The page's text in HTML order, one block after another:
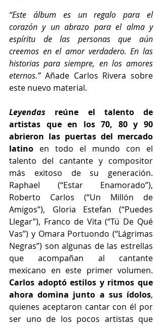
“Este álbum es un regalo para el
corazón y un abrazo para el alma y
espíritu de las personas que aún
creemos en el amor verdadero. En las
historias para siempre, en los amores
eternos.” Añade Carlos Rivera sobre
este nuevo material.
Leyendas reúne el talento de
artistas que en los 70, 80 y 90
abrieron las puertas del mercado
latino en todo el mundo con el
talento del cantante y compositor
más exitoso de su generación.
Raphael (“Estar Enamorado”),
Roberto Carlos (“Un Millón de
Amigos”), Gloria Estefan (“Puedes
Llegar”), Franco de Vita (“Tú De Qué
Vas”) y Omara Portuondo (“Lágrimas
Negras”) son algunas de las estrellas
que acompañan al cantante
Carlos adoptó estilos y ritmos que
ahora domina junto a sus ídolos,
quienes aceptaron cantar con él por
ser uno de los pocos artistas que